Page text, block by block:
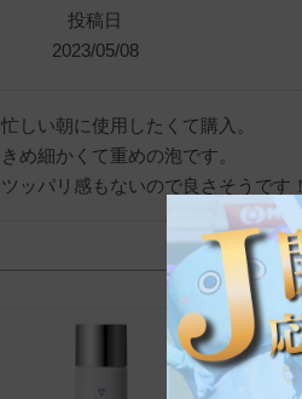
投稿日
2023/05/08
忙しい朝に使用したくて購入。
きめ細かくて重めの泡です。
ツッパリ感もないので良さそうです！